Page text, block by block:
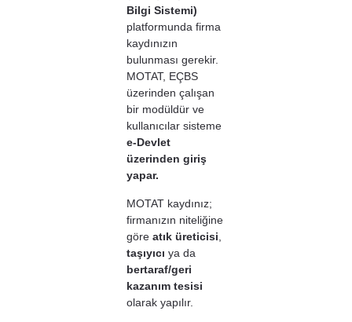
Bilgi Sistemi)
platformunda firma
kaydınızın
bulunması gerekir.
MOTAT, EÇBS
üzerinden çalışan
bir modüldür ve
kullanıcılar sisteme
e-Devlet
üzerinden giriş
yapar.
MOTAT kaydınız;
firmanızın niteliğine
göre atık üreticisi
taşıyıcı ya da
bertaraf/geri
kazanım tesisi
olarak yapılır.